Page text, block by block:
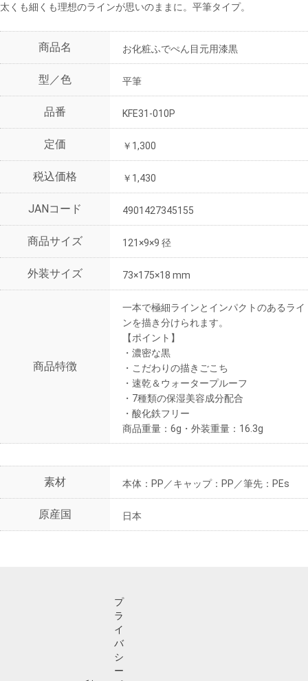
太くも細くも理想のラインが思いのままに。平筆タイプ。
商品名 お化粧ふでぺん目元用漆黒
型／色 平筆
品番 KFE31-010P
定価 ￥1,300
税込価格 ￥1,430
JANコード 4901427345155
商品サイズ 121×9×9 径
外装サイズ 73×175×18 mm
商品特徴
一本で極細ラインとインパクトのあるライ
ンを描き分けられます。
【ポイント】
・濃密な黒
・こだわりの描きごこち
・速乾＆ウォータープルーフ
・7種類の保湿美容成分配合
・酸化鉄フリー
商品重量：6g・外装重量：16.3g
素材 本体：PP／キャップ：PP／筆先：PEs
原産国 日本
プ
ラ
イ
バ
シ
ー